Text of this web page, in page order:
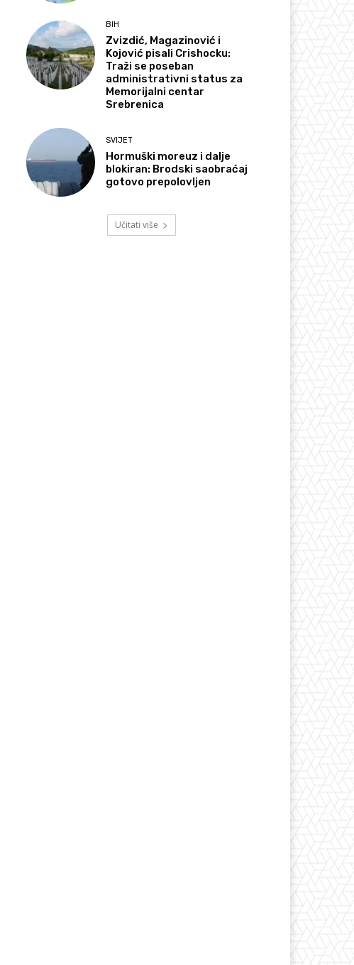
BIH
Zvizdić, Magazinović i
Kojović pisali Crishocku:
Traži se poseban
administrativni status za
Memorijalni centar
Srebrenica
SVIJET
Hormuški moreuz i dalje
blokiran: Brodski saobraćaj
gotovo prepolovljen
Učitati više